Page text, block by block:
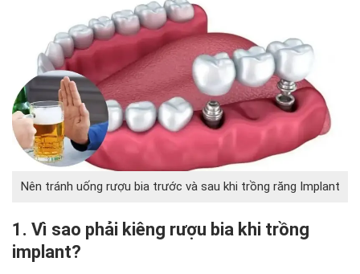
Nên tránh uống rượu bia trước và sau khi trồng răng Implant
1. Vì sao phải kiêng rượu bia khi trồng
implant?